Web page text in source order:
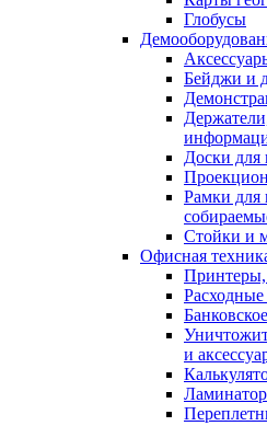
Глобусы
Бейджи и
Доски
Рамки для
Стойки и
Офисная
и